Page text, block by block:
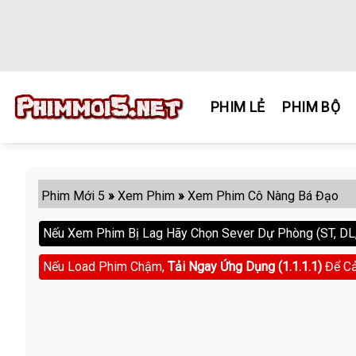
PHIM LẺ PHIM BỘ
Phim Mới 5 » Xem Phim » Xem Phim Cô Nàng Bá Đạo
Nếu Xem Phim Bị Lag Hãy Chọn Sever Dự Phòng (ST,
Nếu Load Phim Chậm, Tải Ngay Ứng Dụng (1.1.1.1) Để